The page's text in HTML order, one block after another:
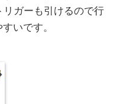
リガーも引けるので行
いです。